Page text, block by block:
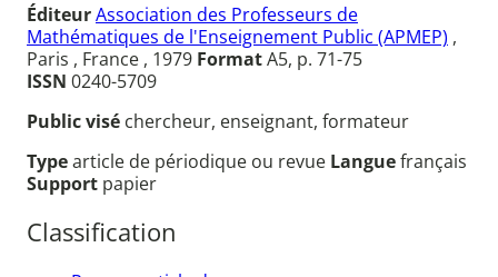
ÉditeurAssociation des Professeurs de
Mathématiques de l'Enseignement Public (APMEP) ,
Paris , France , 1979 FormatA5, p. 71-75
ISSN 0240-5709
Public visé chercheur, enseignant, formateur
Typearticle de périodique ou revue Languefrançais
Support papier
Classification